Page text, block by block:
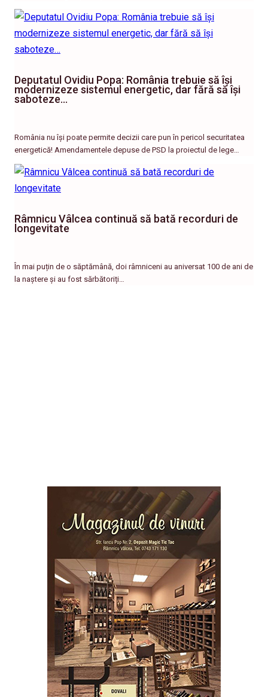
Deputatul Ovidiu Popa: România trebuie să își
modernizeze sistemul energetic, dar fără să își
saboteze…
România nu își poate permite decizii care pun în pericol securitatea
energetică! Amendamentele depuse de PSD la proiectul de lege…
Râmnicu Vâlcea continuă să bată recorduri de
longevitate
În mai puțin de o săptămână, doi râmniceni au aniversat 100 de ani de
la naștere și au fost sărbătoriți…